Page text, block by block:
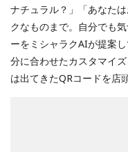
ナチュラル？」「あなた
クなものまで。自分でも
ーをミシャラクAIが提案
分に合わせたカスタマイ
は出てきたQRコードを店